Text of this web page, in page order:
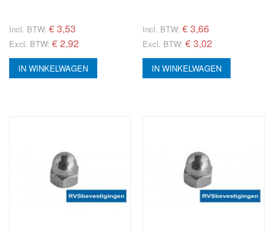
Incl. BTW: €3,53
Excl. BTW: € 2,92
IN WINKELWAGEN
Incl. BTW: €3,66
Excl. BTW: € 3,02
IN WINKELWAGEN